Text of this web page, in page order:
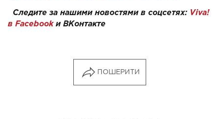
Следите за нашими новостями в соцсетях: Viva!
в Facebook и ВКонтакте
ПОШЕРИТИ